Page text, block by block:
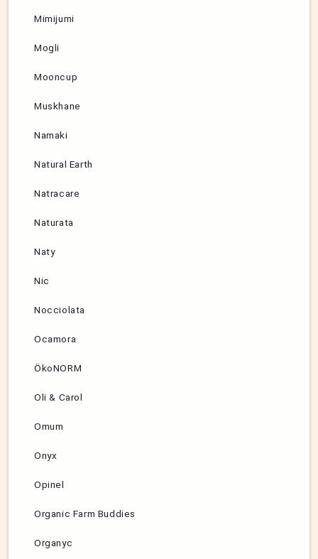
Mimijumi
Mogli
Mooncup
Muskhane
Namaki
Natural Earth
Natracare
Naturata
Naty
Nic
Nocciolata
Ocamora
ÖkoNORM
Oli & Carol
Omum
Onyx
Opinel
Organic Farm Buddies
Organyc